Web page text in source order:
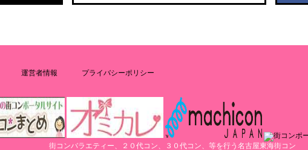
運営者情報 プライバシーポリシー
街コンバラエティー、２０代コン、３０代コン、等を行う名古屋東海街コン